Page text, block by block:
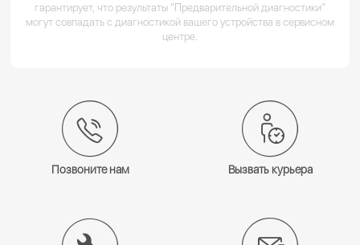
гарантирует, что результаты “Предварительной диагностики”
могут совпадать с диагностикой вашего устройства в сервисном
центре.
Позвоните нам Вызвать курьера